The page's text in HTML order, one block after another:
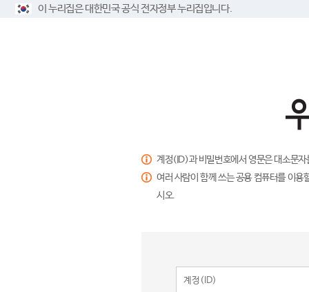
이 누리집은 대한민국 공식 전자정부 누리집입니다.
계정(ID)과 비밀번호에서 영문은 대소문
여러 사람이 함께 쓰는 공용 컴퓨터를 이
시오.